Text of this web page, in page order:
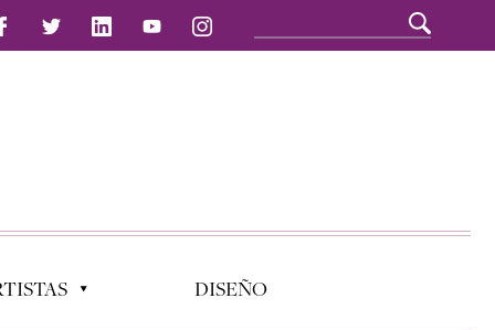
DISEÑO